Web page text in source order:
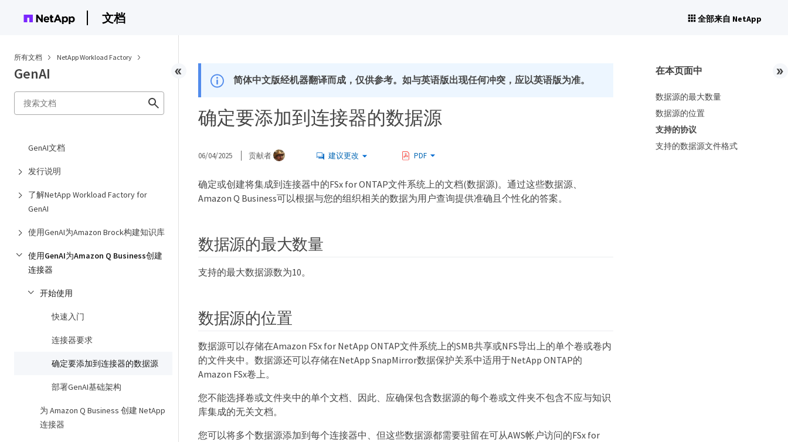
文档 全部来自 NetApp
所有文档 NetApp Workload Factory
GenAI
GenAI文档
发行说明
了解NetApp Workload Factory for
GenAI
使用GenAI为Amazon Brock构建知识库
使用GenAI为Amazon Q Business创建
连接器
开始使用
快速入门
连接器要求
确定要添加到连接器的数据源
部署GenAI基础架构
为 Amazon Q Business 创建 NetApp
连接器
简体中文版经机器翻译而成，仅供参考。如与英语版出现任何冲突，应以英语版为准。
确定要添加到连接器的数据源
06/04/2025 贡献者 建议更改 PDF
确定或创建将集成到连接器中的FSx for ONTAP文件系统上的文档(数据源)。通过这些数据源、
Amazon Q Business可以根据与您的组织相关的数据为用户查询提供准确且个性化的答案。
数据源的最大数量
支持的最大数据源数为10。
数据源的位置
数据源可以存储在Amazon FSx for NetApp ONTAP文件系统上的SMB共享或NFS导出上的单个卷或卷内
的文件夹中。数据源还可以存储在NetApp SnapMirror数据保护关系中适用于NetApp ONTAP的
Amazon FSx卷上。
您不能选择卷或文件夹中的单个文档、因此、应确保包含数据源的每个卷或文件夹不包含不应与知识
库集成的无关文档。
您可以将多个数据源添加到每个连接器中、但这些数据源都需要驻留在可从AWS帐户访问的FSx for
在本页面中
数据源的最大数量
数据源的位置
支持的协议
支持的数据源文件格式